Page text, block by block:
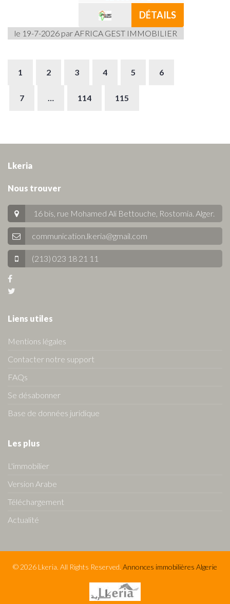
DÉTAILS
le 19-7-2026 par AFRICA GEST IMMOBILIER
1 2 3 4 5 6
7 … 114 115
Lkeria
Nous trouver
16 bis, rue Mohamed Ali Bettouche, Rostomia. Alger.
communication.lkeria@gmail.com
(213) 023 18 21 11
Liens utiles
Mentions légales
Contacter notre support
FAQs
Se désabonner
Base de données juridique
Les plus
L'immobilier
Version Arabe
Téléchargement
Actualité
© 2026 Lkeria. All Rights Reserved. Annonces immobilières Algerie